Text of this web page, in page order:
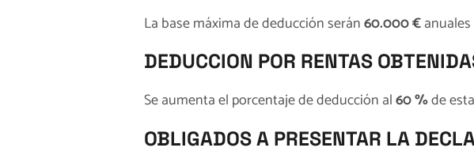
La base máxima de deducción serán60.000 €
DEDUCCION POR RENTAS
Se aumenta el porcentaje de deducción al60 %de
OBLIGADOS A PRESENTAR LA